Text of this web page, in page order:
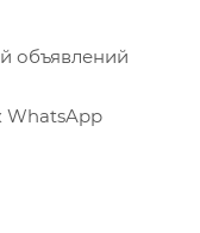
объявлений
WhatsApp